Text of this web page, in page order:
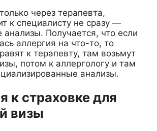
через терапевта,
к специалисту не сразу —
анализы. Получается, что если
аллергия на что-то, то
к терапевту, там возьмут
потом к аллергологу и там
анализы.
к страховке для
визы